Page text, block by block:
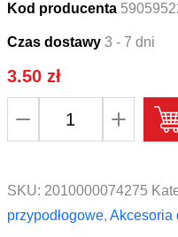
Kod producenta
Czas dostawy 3 - 7 dni
3.50 zł
do
SKU: 2010000074275
przypodłogowe, Akcesoria